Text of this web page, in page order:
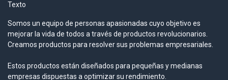
Texto
Somos un equipo de personas apasionadas cuyo objetivo es
mejorar la vida de todos a través de productos revolucionarios.
Creamos productos para resolver sus problemas empresariales.
Estos productos están diseñados para pequeñas y medianas
empresas dispuestas a optimizar su rendimiento.